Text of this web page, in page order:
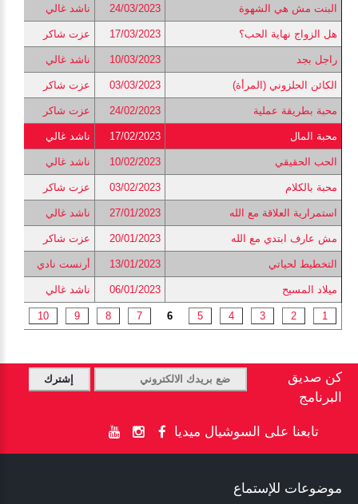
البنت مش هي الشهوة 24/03/2023 ناشد غالي
هل الزواج نهاية الحب؟ 17/03/2023 عزت شاكر
راجل بجد 10/03/2023 ناشد غالي
الكائن الحلزوني (المرأة) 03/03/2023 عزت شاكر
محبة بطريقة عملية 24/02/2023 عزت شاكر
محبة المال 17/02/2023 ناشد غالي
الحب الحقيقي 10/02/2023 ناشد غالي
محبة بالكلام 03/02/2023 عزت شاكر
استمرارية العلاقة مع الله 27/01/2023 ناشد غالي
مش عارف ابتدي مع الله 20/01/2023 عزت شاكر
التخطيط لحياتي 13/01/2023 أرنست نادي
ميلاد المسيح 06/01/2023 ناشد غالي
1
2
3
4
5
6
7
8
9
10
كن صديق
البرنامج
تابعنا على السوشيال ميديا
موضوعات للإستماع